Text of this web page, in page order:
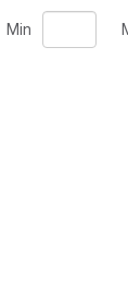
Min